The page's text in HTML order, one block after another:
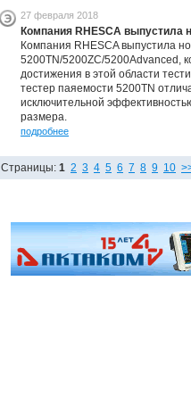
27 февраля 2018
Компания RHESCA выпустила
Компания RHESCA выпустила
5200TN/5200ZC/5200Advanced,
достижения в этой области
тестер паяемости 5200TN
исключительной
размера.
подробнее
Страницы: 1 2 3 4 5 6 7 8 9 10